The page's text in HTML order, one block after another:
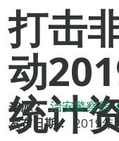
打击
动
统计
来源： 治安警察局
发布日期：
2019